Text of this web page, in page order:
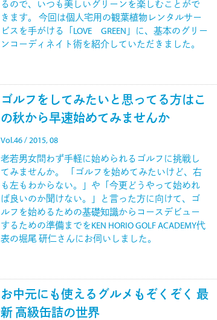
るので、いつも美しいグリーンを楽しむことがで
きます。 今回は個人宅用の観葉植物レンタルサー
ビスを手がける「LOVE GREEN」に、基本のグリー
ンコーディネイト術を紹介していただきました。
ゴルフをしてみたいと思ってる方はこ
の秋から早速始めてみませんか
Vol.46 / 2015, 08
老若男女問わず手軽に始められるゴルフに挑戦し
てみませんか。 「ゴルフを始めてみたいけど、右
も左もわからない。」や「今更どうやって始めれ
ば良いのか聞けない。」と言った方に向けて、ゴ
ルフを始めるための基礎知識からコースデビュー
するための準備までをKEN HORIO GOLF ACADEMY代
表の堀尾 研仁さんにお伺いしました。
お中元にも使えるグルメもぞくぞく 最
新 高級缶詰の世界